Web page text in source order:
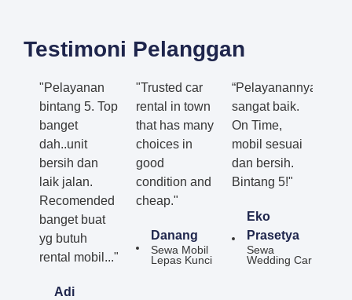
Testimoni Pelanggan
"Pelayanan
bintang 5. Top
banget
dah..unit
bersih dan
laik jalan.
Recomended
banget buat
yg butuh
rental mobil..."
Adi
"Trusted car
rental in town
that has many
choices in
good
condition and
cheap."
Danang
Sewa Mobil
Lepas Kunci
“Pelayanannya
sangat baik.
On Time,
mobil sesuai
dan bersih.
Bintang 5!"
Eko
Prasetya
Sewa
Wedding Car